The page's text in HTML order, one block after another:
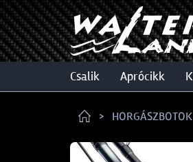
csalik aprócikk
HORGÁSZBOTOK